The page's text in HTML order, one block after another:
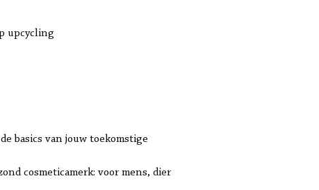
upcycling
basics van jouw toekomstige
cosmeticamerk: voor mens, dier